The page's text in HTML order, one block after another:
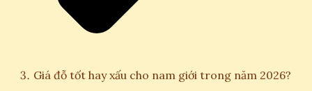
Giá đỗ tốt hay xấu cho nam giới trong năm 2026?